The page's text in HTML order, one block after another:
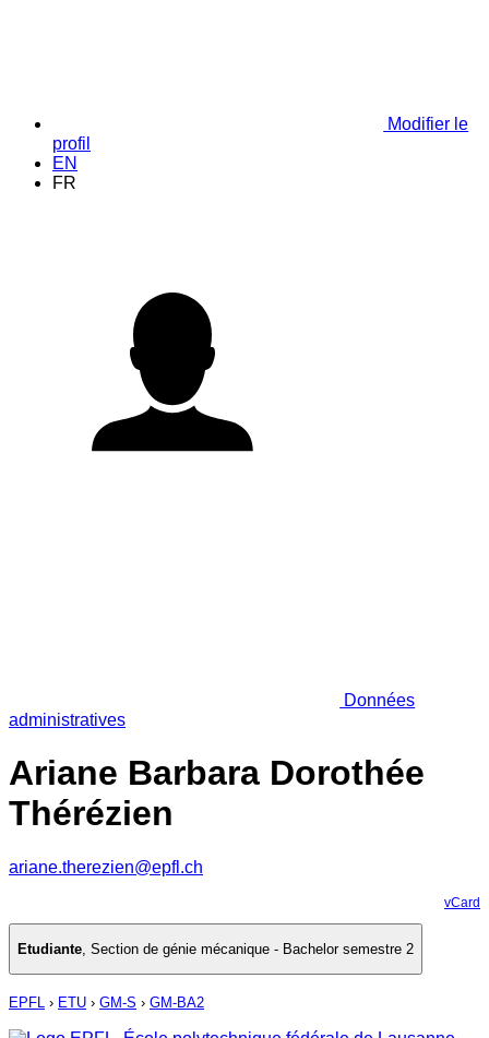
Modifier le
profil
EN
FR
Données
administratives
Ariane Barbara Dorothée
Thérézien
ariane.therezien@epfl.ch
vCard
Etudiante, Section de génie mécanique - Bachelor semestre 2
EPFL › ETU › GM-S › GM-BA2